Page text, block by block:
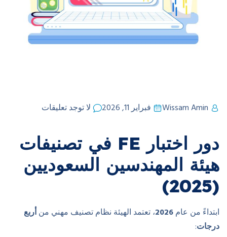
Wissam Amin فبراير 11, 2026 لا توجد تعليقات
دور اختبار FE في تصنيفات
هيئة المهندسين السعوديين
(2025)
ابتداءً من عام2026، تعتمد الهيئة نظام تصنيف مهني منأربع
درجات: